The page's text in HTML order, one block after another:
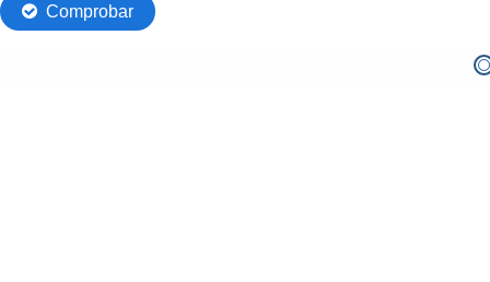
Comprobar